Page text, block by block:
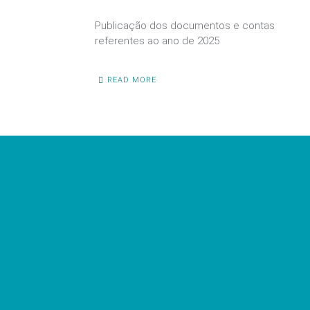
Publicação dos documentos e contas
referentes ao ano de 2025
READ MORE